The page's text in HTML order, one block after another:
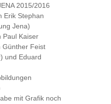
2015/2016
Erik Stephan
Jena)
Paul Kaiser
Günther Feist
und Eduard
mit Grafik noch